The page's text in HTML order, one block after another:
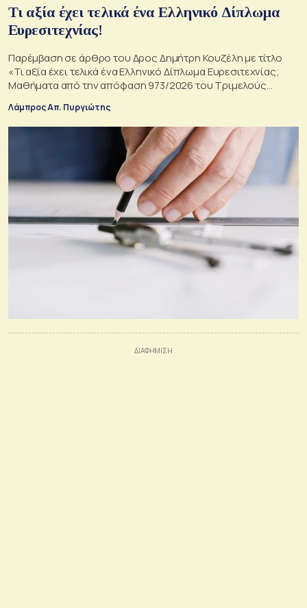
Τι αξία έχει τελικά ένα Ελληνικό Δίπλωμα
Ευρεσιτεχνίας!
Παρέμβαση σε άρθρο του Δρος Δημήτρη Κουζέλη με τίτλο
«Τι αξία έχει τελικά ένα Ελληνικό Δίπλωμα Ευρεσιτεχνίας;
Μαθήματα από την απόφαση 973/2026 του Τριμελούς
Λάμπρος Απ. Πυργιώτης